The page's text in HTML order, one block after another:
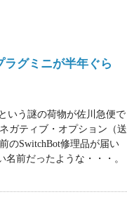
ラグミニが半年ぐら
いう謎の荷物が佐川急便で
ガティブ・オプション（送
のSwitchBot修理品が届い
前だったような・・・。